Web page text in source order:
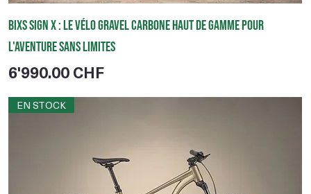
BIXS Sign X : le vélo gravel carbone haut de gamme pour
l'aventure sans limites
Prix
6'990.00 CHF
EN STOCK